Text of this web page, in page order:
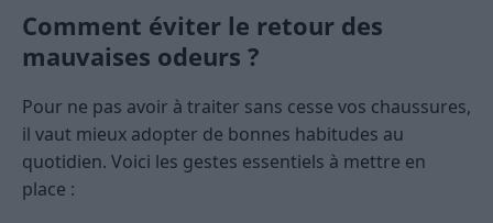
Comment éviter le retour des
mauvaises odeurs ?
Pour ne pas avoir à traiter sans cesse vos chaussures,
il vaut mieux adopter de bonnes habitudes au
quotidien. Voici les gestes essentiels à mettre en
place :